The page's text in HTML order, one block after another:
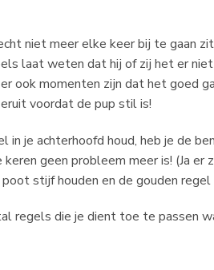
niet meer elke keer bij te gaan
laat weten dat hij of zij het er
ook momenten zijn dat het goed
voordat de pup stil is!
in je achterhoofd houd, heb je de
geen probleem meer is! (Ja er
stijf houden en de gouden regel
regels die je dient toe te passen